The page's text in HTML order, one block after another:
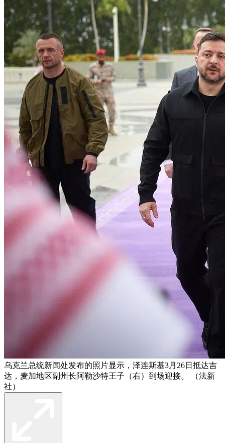
乌克兰总统新闻处发布的照片​​显示，泽连斯基3月26日抵达吉
达，麦加地区副州长阿勒沙特王子（右）到场迎接。 （法新
社）